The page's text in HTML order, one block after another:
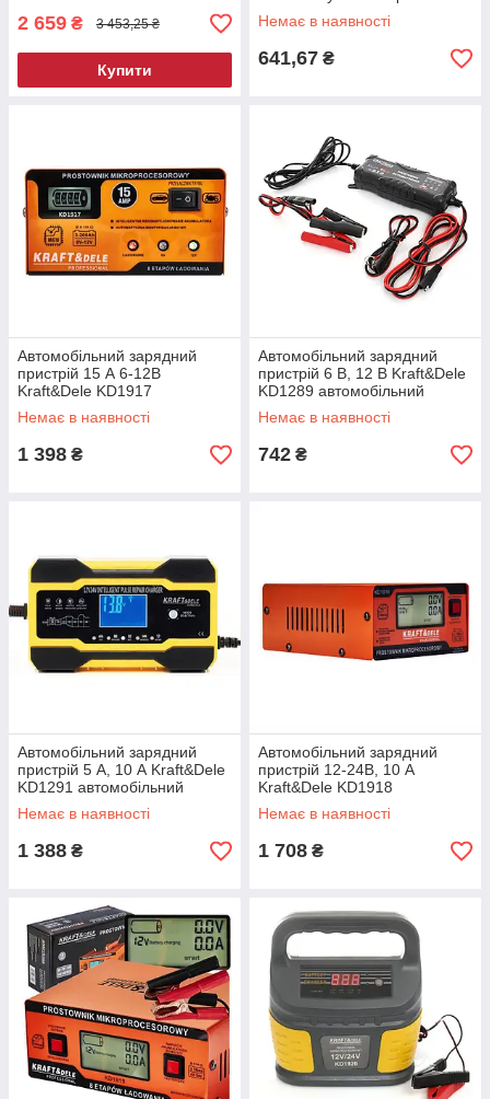
2 659 ₴ 3 453,25 ₴
Купити
дроти
Немає в наявності
641,67 ₴
Автомобільний зарядний
пристрій 15 А 6-12В
Kraft&Dele KD1917
автомобільний зарядний
пристрій
Немає в наявності
1 398 ₴
Автомобільний зарядний
пристрій 6 В, 12 В Kraft&Dele
KD1289 автомобільний
зарядний пристрій
Немає в наявності
742 ₴
Автомобільний зарядний
пристрій 5 А, 10 А Kraft&Dele
KD1291 автомобільний
зарядний пристрій
Немає в наявності
1 388 ₴
Автомобільний зарядний
пристрій 12-24В, 10 A
Kraft&Dele KD1918
автомобільний зарядний
пристрій
Немає в наявності
1 708 ₴